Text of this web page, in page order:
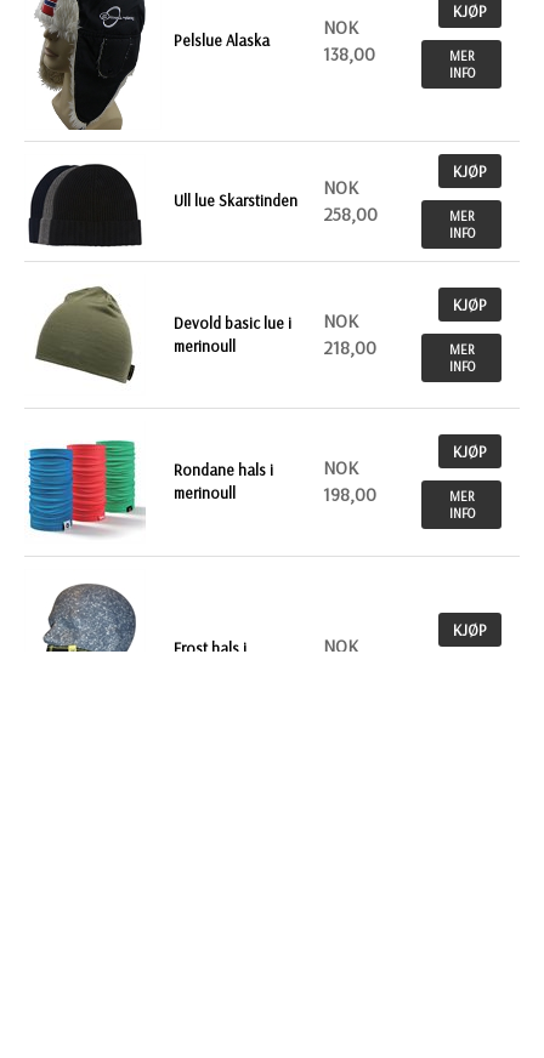
Pelslue Alaska
NOK
138,00
KJØP
MER
INFO
Ull lue Skarstinden
NOK
258,00
KJØP
MER
INFO
Devold basic lue i
merinoull
NOK
218,00
KJØP
MER
INFO
Rondane hals i
merinoull
NOK
198,00
KJØP
MER
INFO
Frost hals i
NOK
KJØP